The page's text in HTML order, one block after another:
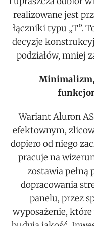
realizowane jest
łączniki typu „T”.
decyzje
podziałów, mniej
Wariant Aluron
efektownym,
dopiero od niego
pracuje na
zostawia pełną
dopracowania
panelu, przez
wyposażenie,